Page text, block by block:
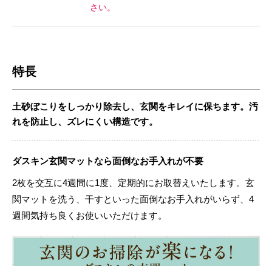
さい。
特長
土砂ぼこりをしっかり除去し、玄関をキレイに保ちます。汚
れを防止し、ズレにくい構造です。
ダスキン玄関マットなら面倒なお手入れが不要
2枚を交互に4週間に1度、定期的にお取替えいたします。玄
関マットを洗う、干すといった面倒なお手入れがいらず、4
週間気持ち良くお使いいただけます。